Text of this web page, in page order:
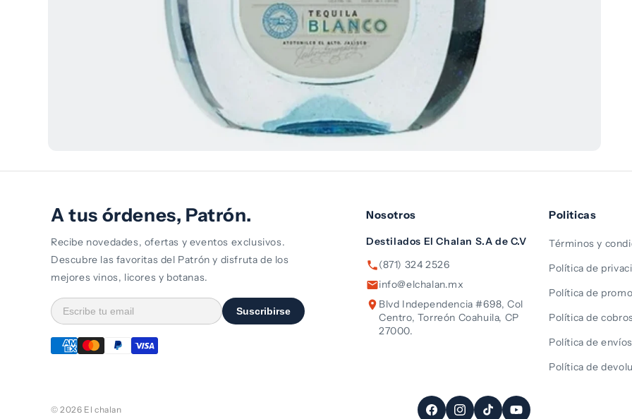
una
ventana
A tus órdenes, Patrón.
Recibe novedades, ofertas y eventos exclusivos.
Descubre las favoritas del Patrón y disfruta de los
mejores vinos, licores y botanas.
Suscribirse
Nosotros
Destilados El Chalan S.A de C.V
(871) 324 2526
info@elchalan.mx
Blvd Independencia #698, Col
Centro, Torreón Coahuila, CP
27000.
Politicas
Términos y
Política de
Política de
Política de
Política de envíos
Política de
© 2026 El chalan